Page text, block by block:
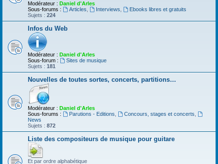
Modérateur : Daniel d'Arles
Sous-forums :
Articles Interviews
Ebooks libres et gratuits
Sujets : 224
Infos du Web
Modérateur : Daniel d'Arles
Sous-forum :
Sites de musique
Sujets : 181
Nouvelles de toutes sortes, concerts, partitions…
Modérateur : Daniel d'Arles
Sous-forums :
Parutions - Editions Concours, stages et concerts
News
Sujets : 872
Liste des compositeurs de musique pour guitare
Et par ordre alphabétique